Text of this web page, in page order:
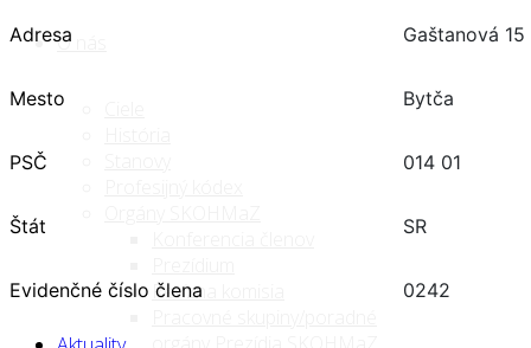
O nás
Revízna komisia
Adresa Gaštanová 15
Mesto Bytča
PSČ 014 01
Štát SR
Evidenčné číslo člena 0242